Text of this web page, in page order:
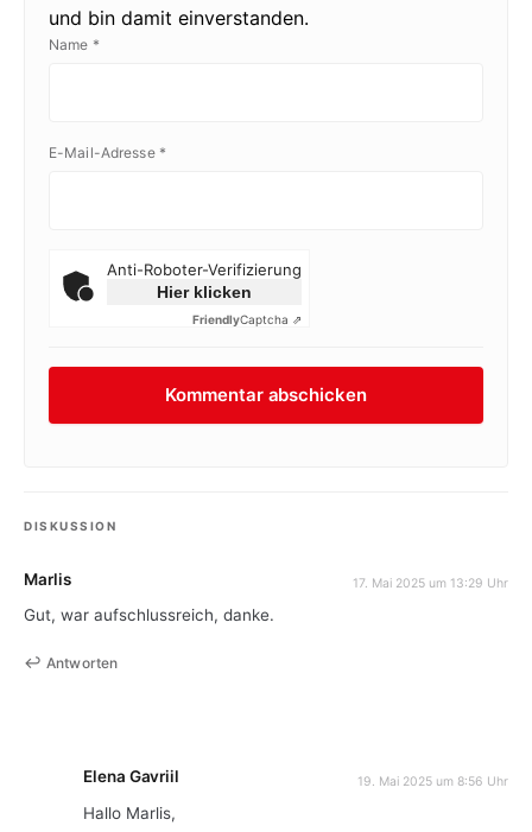
und bin damit einverstanden.
Name *
E-Mail-Adresse *
Anti-Roboter-Verifizierung
Hier klicken
FriendlyCaptcha ⇗
DISKUSSION
Marlis 17. Mai 2025 um 13:29 Uhr
Gut, war aufschlussreich, danke.
Antworten
Elena Gavriil 19. Mai 2025 um 8:56 Uhr
Hallo Marlis,